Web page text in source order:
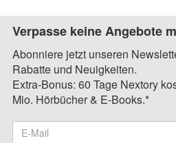
Verpasse keine Angebote
Abonniere jetzt unseren
Rabatte und Neuigkeiten.
Extra-Bonus: 60 Tage Nextory
Mio. Hörbücher & E-Books.*